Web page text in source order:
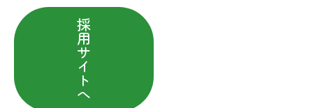
採
用
サ
イ
ト
へ